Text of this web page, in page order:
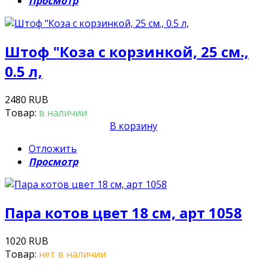
Штоф "Коза с корзинкой, 25 см.,
0.5 л,
2480 RUB
Товар: в наличии
В корзину
Отложить
Просмотр
Пара котов цвет 18 см, арт 1058
1020 RUB
Товар: нет в наличии